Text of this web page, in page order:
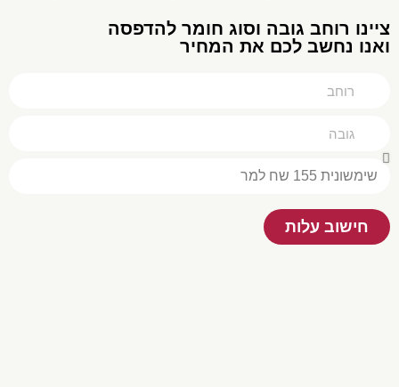
צײנו רוחב גובה וסוג חומר להדפסה
ואנו נחשב לכם את המחיר
חישוב עלות